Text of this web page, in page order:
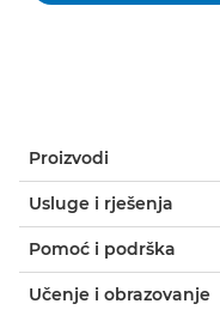
Proizvodi
Usluge i rješenja
Pomoć i podrška
Učenje i obrazovanje